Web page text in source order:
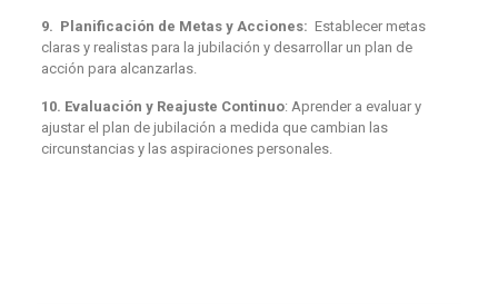
9. Planificación de Metas y Acciones: Establecer metas
claras y realistas para la jubilación y desarrollar un plan de
acción para alcanzarlas.
10. Evaluación y Reajuste Continuo: Aprender a evaluar y
ajustar el plan de jubilación a medida que cambian las
circunstancias y las aspiraciones personales.